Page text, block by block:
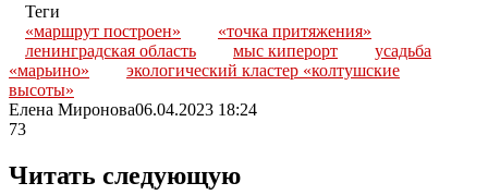
Теги
«маршрут построен»
«точка притяжения»
ленинградская область
мыс киперорт
усадьба
«марьино»
экологический кластер «колтушские
высоты»
Елена Миронова06.04.2023 18:24
73
Читать следующую